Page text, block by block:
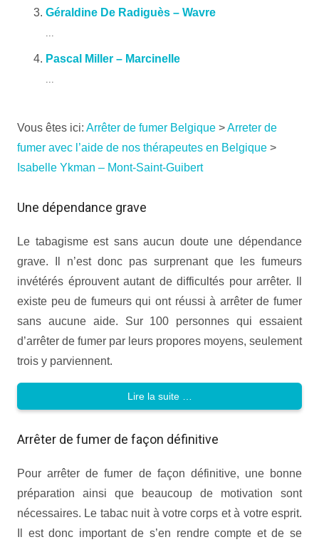
Géraldine De Radiguès – Wavre
Pascal Miller – Marcinelle
Vous êtes ici: Arrêter de fumer Belgique >Arreter de
fumer avec l’aide de nos thérapeutes en Belgique >
Isabelle Ykman – Mont-Saint-Guibert
Une dépendance grave
Le tabagisme est sans aucun doute une dépendance
grave. Il n’est donc pas surprenant que les fumeurs
invétérés éprouvent autant de difficultés pour arrêter. Il
existe peu de fumeurs qui ont réussi à arrêter de fumer
sans aucune aide. Sur 100 personnes qui essaient
d’arrêter de fumer par leurs propores moyens, seulement
trois y parviennent.
Lire la suite …
Arrêter de fumer de façon définitive
Pour arrêter de fumer de façon définitive, une bonne
préparation ainsi que beaucoup de motivation sont
nécessaires. Le tabac nuit à votre corps et à votre esprit.
Il est donc important de s’en rendre compte et de se